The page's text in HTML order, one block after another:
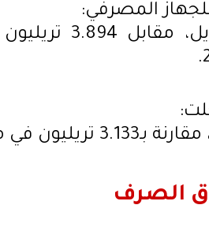
المصرفي:
بنهاية أبريل،
تريليون في مارس.
الصرف